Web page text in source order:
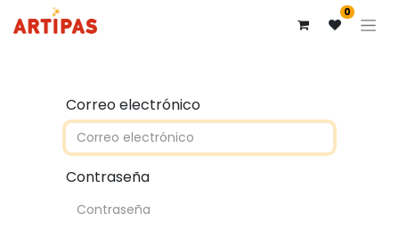
0
Correo electrónico
Contraseña